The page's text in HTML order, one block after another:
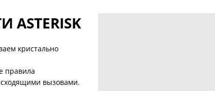
кристально
правила
вызовами.